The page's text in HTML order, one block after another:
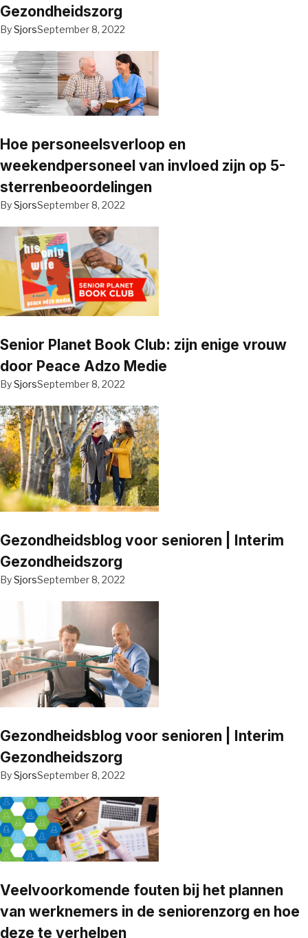
Gezondheidszorg
BySjorsSeptember 8, 2022
Hoe personeelsverloop en
weekendpersoneel van invloed zijn op 5-
sterrenbeoordelingen
BySjorsSeptember 8, 2022
Senior Planet Book Club: zijn enige vrouw
door Peace Adzo Medie
BySjorsSeptember 8, 2022
Gezondheidsblog voor senioren | Interim
Gezondheidszorg
BySjorsSeptember 8, 2022
Gezondheidsblog voor senioren | Interim
Gezondheidszorg
BySjorsSeptember 8, 2022
Veelvoorkomende fouten bij het plannen
van werknemers in de seniorenzorg en hoe
deze te verhelpen